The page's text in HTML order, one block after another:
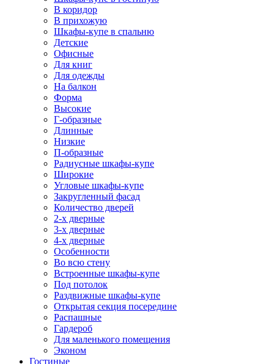
В коридор
В прихожую
Шкафы-купе в спальню
Детские
Офисные
Для книг
Для одежды
На балкон
Форма
Высокие
Г-образные
Длинные
Низкие
П-образные
Радиусные шкафы-купе
Широкие
Угловые шкафы-купе
Закругленный фасад
Количество дверей
2-х дверные
3-х дверные
4-х дверные
Особенности
Во всю стену
Встроенные шкафы-купе
Под потолок
Раздвижные шкафы-купе
Открытая секция посередине
Распашные
Гардероб
Для маленького помещения
Эконом
Гостиные